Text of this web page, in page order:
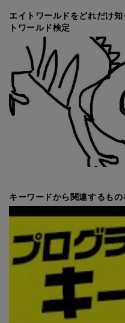
エイトワールドをどれだけ
トワールド検定
キーワードから関連するも